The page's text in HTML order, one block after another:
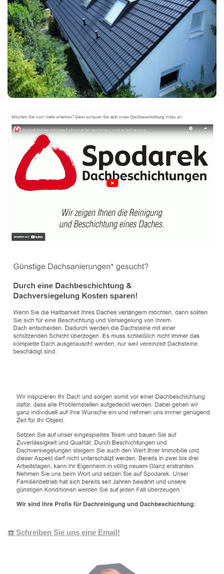
☎️ Schreiben Sie uns eine Email!